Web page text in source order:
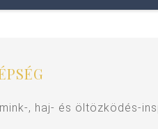
, haj- és öltözködés-